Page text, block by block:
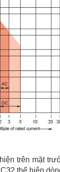
trên mặt